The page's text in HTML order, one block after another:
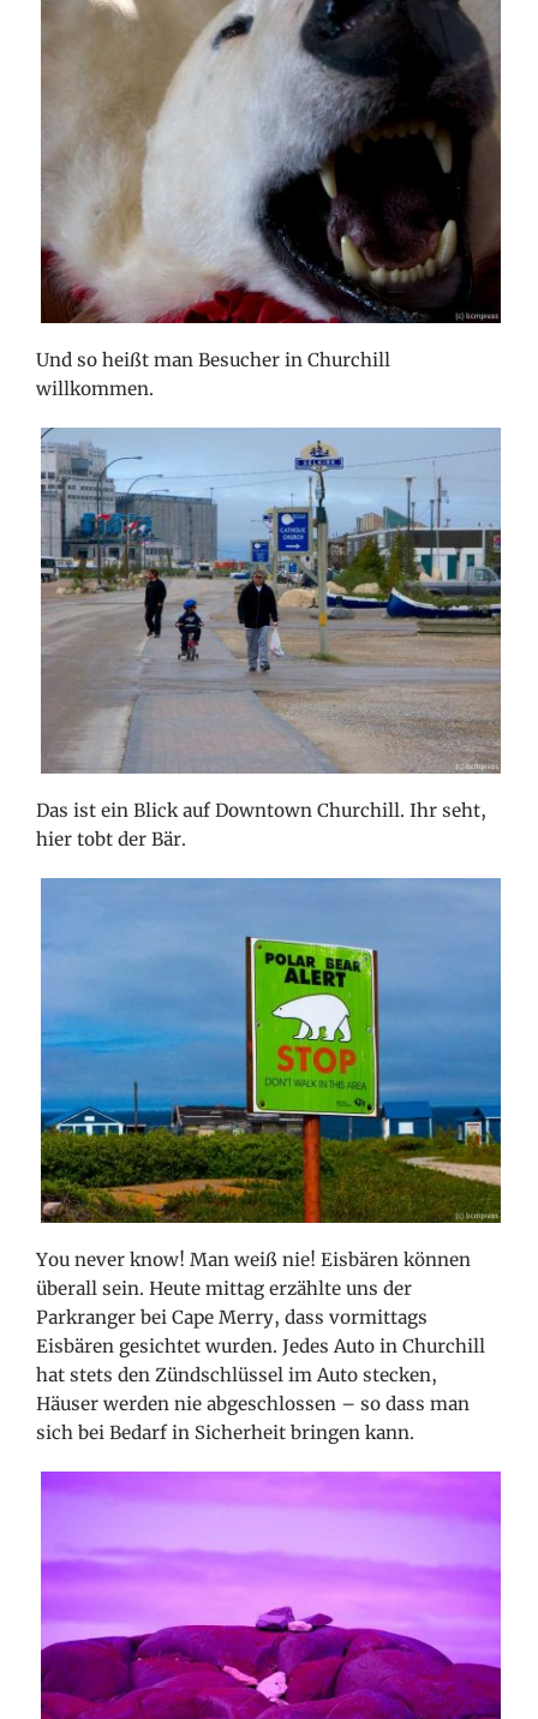
Und so heißt man Besucher in Churchill
willkommen.
Das ist ein Blick auf Downtown Churchill. Ihr seht,
hier tobt der Bär.
You never know! Man weiß nie! Eisbären können
überall sein. Heute mittag erzählte uns der
Parkranger bei Cape Merry, dass vormittags
Eisbären gesichtet wurden. Jedes Auto in Churchill
hat stets den Zündschlüssel im Auto stecken,
Häuser werden nie abgeschlossen – so dass man
sich bei Bedarf in Sicherheit bringen kann.